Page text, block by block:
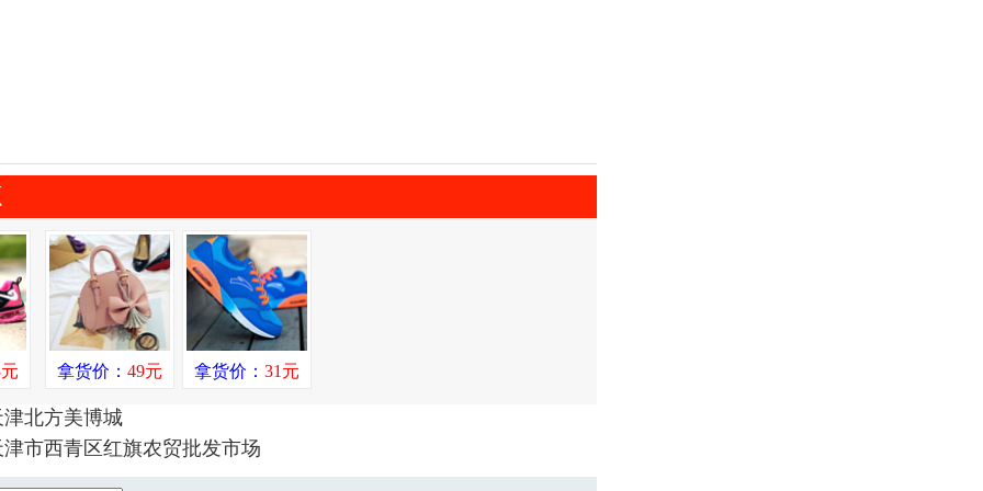
拿货价：49元 拿货价： 31元
津北方美博城
津市西青区红旗农贸批发市场